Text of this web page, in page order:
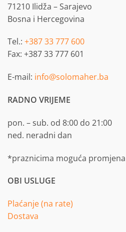
71210 Ilidža – Sarajevo
Bosna i Hercegovina
Tel.: +387 33 777 600
Fax: +387 33 777 601
E-mail: info@solomaher.ba
RADNO VRIJEME
pon. – sub. od 8:00 do 21:00
ned. neradni dan
*praznicima moguća
OBI USLUGE
Plaćanje (na rate)
Dostava